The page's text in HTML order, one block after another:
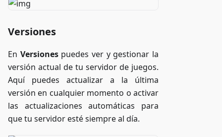
Versiones
En Versionespuedes ver y gestionar la
versión actual de tu servidor de juegos.
Aquí puedes actualizar a la última
versión en cualquier momento o activar
las actualizaciones automáticas para
que tu servidor esté siempre al día.